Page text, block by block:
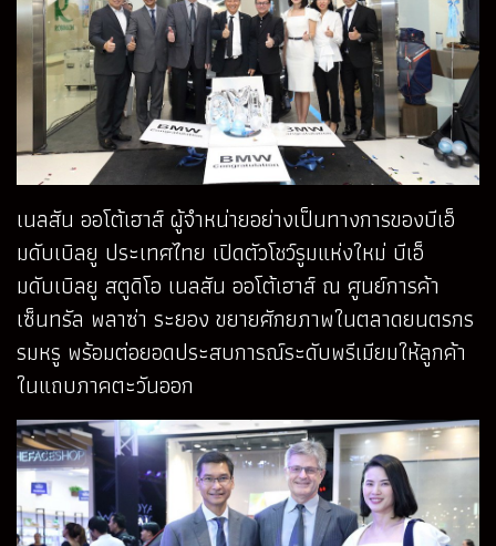
เนลสัน ออโต้เฮาส์ ผู้จำหน่ายอย่างเป็นทางการของบีเอ็
มดับเบิลยู ประเทศไทย เปิดตัวโชว์รูมแห่งใหม่ บีเอ็
มดับเบิลยู สตูดิโอ เนลสัน ออโต้เฮาส์ ณ ศูนย์การค้า
เซ็นทรัล พลาซ่า ระยอง ขยายศักยภาพในตลาดยนตรกร
รมหรู พร้อมต่อยอดประสบการณ์ระดับพรีเมียมให้ลูกค้า
ในแถบภาคตะวันออก